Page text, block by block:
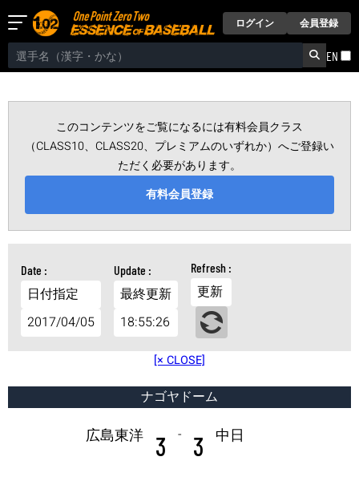
ログイン 会員登録
EN
このコンテンツをご覧になるには有料会員クラス
（CLASS10、CLASS20、プレミアムのいずれか）へご登録い
ただく必要があります。
有料会員登録
日付指定
2017/04/05
最終更新
18:55:26
更新
[× CLOSE]
ナゴヤドーム
広島東洋 3 - 3 中日